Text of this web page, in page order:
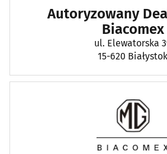
Autoryzowany
Biacomex
ul. Elewatorska
15-620 Białystok